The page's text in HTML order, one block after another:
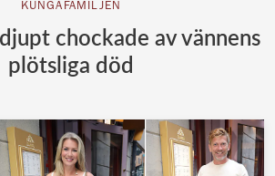
KUNGAFAMILJEN
chockade av vännens
plötsliga död